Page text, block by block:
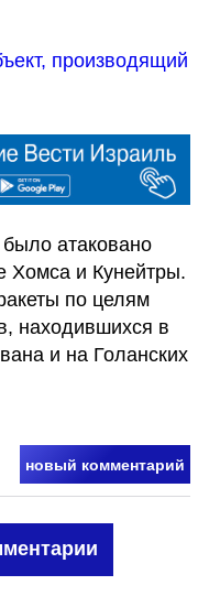
производящий
атаковано
Хомса и Кунейтры.
по целям
находившихся в
и на Голанских
новый комментарий